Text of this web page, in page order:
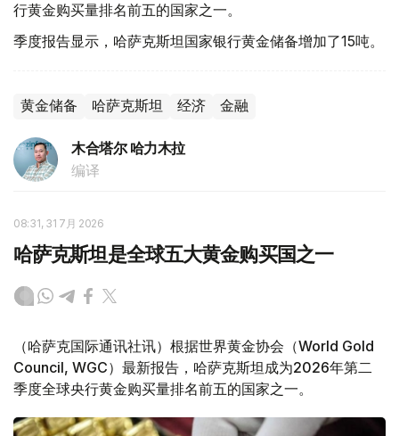
行黄金购买量排名前五的国家之一。
季度报告显示，哈萨克斯坦国家银行黄金储备增加了15吨。
黄金储备 哈萨克斯坦 经济 金融
木合塔尔 哈力木拉
编译
08:31, 31 7月 2026
哈萨克斯坦是全球五大黄金购买国之一
（哈萨克国际通讯社讯）根据世界黄金协会（World Gold
Council, WGC）最新报告，哈萨克斯坦成为2026年第二
季度全球央行黄金购买量排名前五的国家之一。